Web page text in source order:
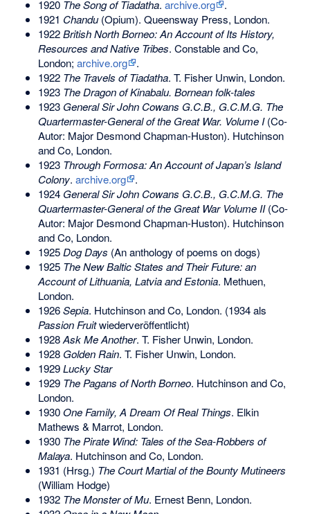
1920 The Song of Tiadatha. archive.org
.
1921 Chandu(Opium). Queensway Press, London.
1922British North Borneo: An Account of Its History,
Resources and Native Tribes. Constable and Co,
London; archive.org
.
1922 The Travels of Tiadatha. T. Fisher Unwin, London.
1923 The Dragon of Kinabalu. Bornean folk-tales
1923 General Sir John Cowans G.C.B., G.C.M.G. The
Quartermaster-General of the Great War. Volume I(Co-
Autor: Major Desmond Chapman-Huston). Hutchinson
and Co, London.
1923 Through Formosa: An Account of Japan’s Island
Colony. archive.org
.
1924 General Sir John Cowans G.C.B., G.C.M.G. The
Quartermaster-General of the Great War Volume II(Co-
Autor: Major Desmond Chapman-Huston). Hutchinson
and Co, London.
1925Dog Days (An anthology of poems on dogs)
1925 The New Baltic States and Their Future: an
Account of Lithuania, Latvia and Estonia. Methuen,
London.
1926Sepia. Hutchinson and Co, London. (1934 als
Passion Fruitwiederveröffentlicht)
1928Ask Me Another. T. Fisher Unwin, London.
1928 Golden Rain. T. Fisher Unwin, London.
1929Lucky Star
1929 The Pagans of North Borneo. Hutchinson and Co,
London.
1930One Family, A Dream Of Real Things. Elkin
Mathews & Marrot, London.
1930 The Pirate Wind: Tales of the Sea-Robbers of
Malaya. Hutchinson and Co, London.
1931 (Hrsg.) The Court Martial of the Bounty Mutineers
(William Hodge)
1932 The Monster of Mu. Ernest Benn, London.